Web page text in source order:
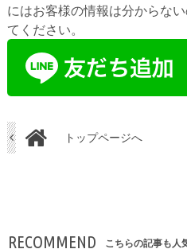
にはお客様の情報は分からな
てください。
トップページへ
RECOMMEND こちらの記事も人